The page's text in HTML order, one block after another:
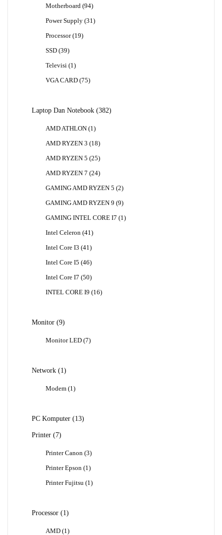
Motherboard 9494
Power Supply 3131
Processor 1919
SSD 3939
Televisi 11
VGA CARD 7575
Laptop Dan Notebook 382382
AMD ATHLON 11
AMD RYZEN 3
1818
AMD RYZEN 5 2525
AMD RYZEN 7 2424
GAMING AMD RYZEN 5 22
GAMING AMD RYZEN 9 99
GAMING INTEL CORE I7
11
Intel Celeron 4141
Intel Core I3 4141
Intel Core I5 4646
Intel Core I7 5050
INTEL CORE I9
1616
Monitor 99
Monitor LED 77
Network 11
Modem 11
PC Komputer 1313
Printer
77
Printer Canon 33
Printer Epson 11
Printer Fujitsu 11
Processor 11
AMD 11